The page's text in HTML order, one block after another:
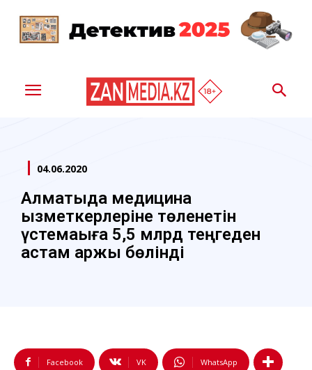
04.06.2020
Алматыда медицина
қызметкерлеріне төленетін
үстемақыға 5,5 млрд теңгеден
астам қаржы бөлінді
Facebook VK WhatsApp